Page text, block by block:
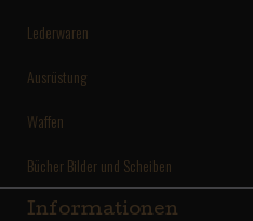
Lederwaren
Ausrüstung
Waffen
Bücher Bilder und Scheiben
Informationen